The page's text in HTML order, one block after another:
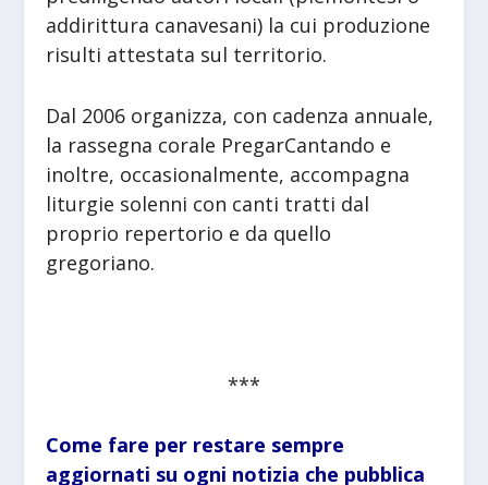
addirittura canavesani) la cui produzione
risulti attestata sul territorio.
Dal 2006 organizza, con cadenza annuale,
la rassegna corale PregarCantando e
inoltre, occasionalmente, accompagna
liturgie solenni con canti tratti dal
proprio repertorio e da quello
gregoriano.
***
Come fare per restare sempre
aggiornati su ogni notizia che pubblica